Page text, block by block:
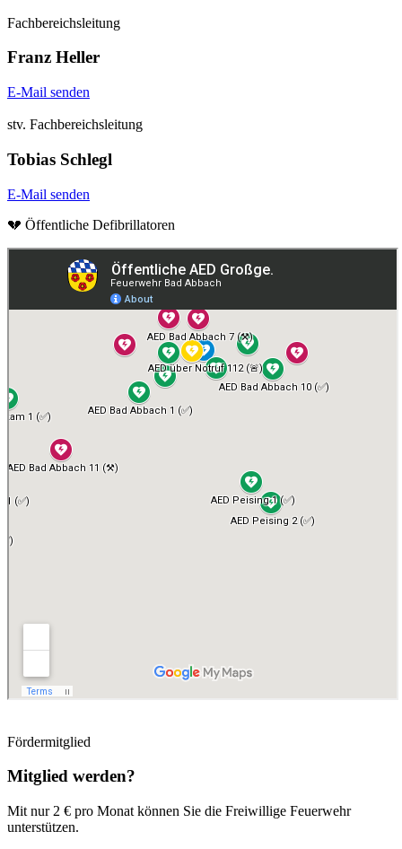
Fachbereichsleitung
Franz Heller
E-Mail senden
stv. Fachbereichsleitung
Tobias Schlegl
E-Mail senden
💔 Öffentliche Defibrillatoren
Fördermitglied
Mitglied werden?
Mit nur 2 € pro Monat können Sie die Freiwillige Feuerwehr
unterstützen.